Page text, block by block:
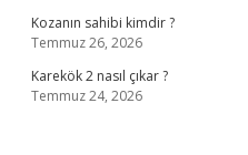
Kozanın sahibi kimdir ?
Temmuz 26, 2026
Karekök 2 nasıl çıkar ?
Temmuz 24, 2026